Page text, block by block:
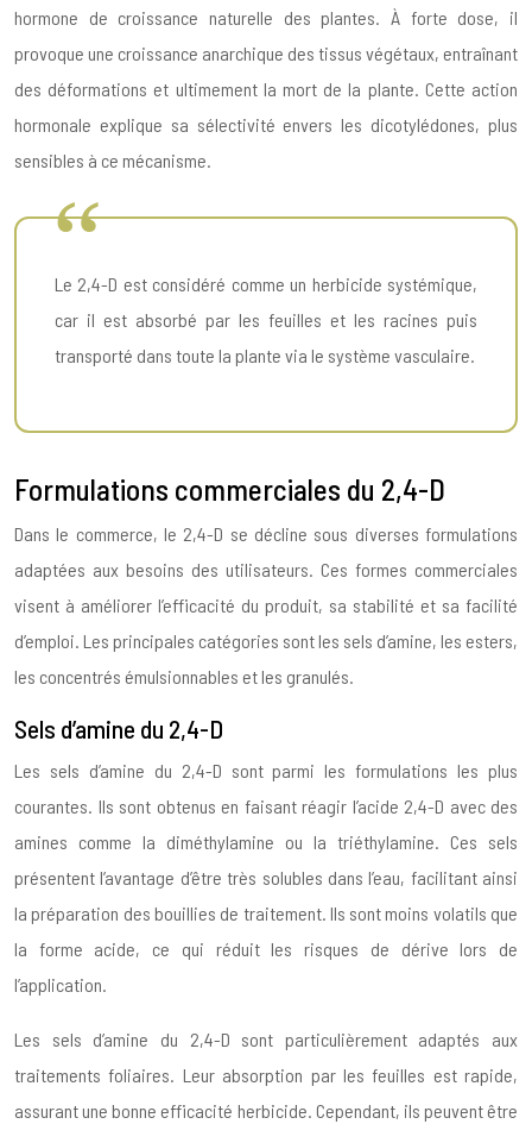
hormone de croissance naturelle des plantes. À forte dose, il
provoque une croissance anarchique des tissus végétaux, entraînant
des déformations et ultimement la mort de la plante. Cette action
hormonale explique sa sélectivité envers les dicotylédones, plus
sensibles à ce mécanisme.
Le 2,4-D est considéré comme un herbicide systémique,
car il est absorbé par les feuilles et les racines puis
transporté dans toute la plante via le système vasculaire.
Formulations commerciales du 2,4-D
Dans le commerce, le 2,4-D se décline sous diverses formulations
adaptées aux besoins des utilisateurs. Ces formes commerciales
visent à améliorer l’efficacité du produit, sa stabilité et sa facilité
d’emploi. Les principales catégories sont les sels d’amine, les esters,
les concentrés émulsionnables et les granulés.
Sels d’amine du 2,4-D
Les sels d’amine du 2,4-D sont parmi les formulations les plus
courantes. Ils sont obtenus en faisant réagir l’acide 2,4-D avec des
amines comme la diméthylamine ou la triéthylamine. Ces sels
présentent l’avantage d’être très solubles dans l’eau, facilitant ainsi
la préparation des bouillies de traitement. Ils sont moins volatils que
la forme acide, ce qui réduit les risques de dérive lors de
l’application.
Les sels d’amine du 2,4-D sont particulièrement adaptés aux
traitements foliaires. Leur absorption par les feuilles est rapide,
assurant une bonne efficacité herbicide. Cependant, ils peuvent être